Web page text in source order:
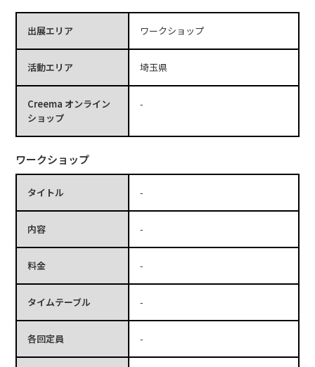
出展エリア ワークショップ
活動エリア 埼玉県
Creema オンライン
ショップ
-
ワークショップ
タイトル -
内容 -
料金 -
タイムテーブル -
各回定員 -